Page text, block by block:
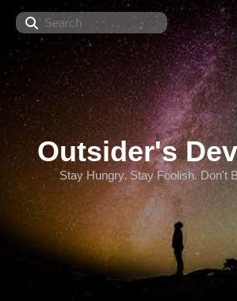
Search
Outsider's
Stay Hungry. Stay Foolish. Don't